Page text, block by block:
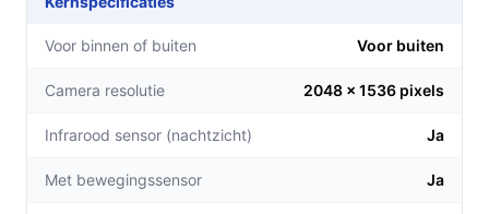
resolutie en dubbele lenzen krijg je een
panoramisch overzicht en gedetailleerde
monitoren van grote gebieden.
bepaalde gebieden automatisch te patrouilleren,
waardoor je verzekerd bent van een constante
Voor binnen of buiten Voor buiten
Camera resolutie 2048 x 1536 pixels
Infrarood sensor (nachtzicht) Ja
Met bewegingssensor Ja